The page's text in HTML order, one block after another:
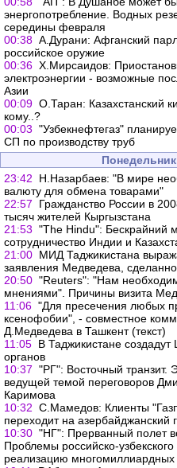
энергопотребление. Водных
середины февраля
00:38 А.Дурани: Афганский
российское оружие
00:36 Х.Мирсаидов:
электроэнергии - возможные
Азии
00:09 О.Таран: Казахстанский
кому..?
00:03 "Узбекнефтегаз"
СП по производству труб
23:42
Н.Назарбаев: "В мире
валюту для обмена товарами"
22:57
Гражданство России в
тысяч жителей Кыргызстана
21:53 "The Hindu": Бескрайний
сотрудничество Индии и
21:00 МИД Таджикистана
заявления Медведева,
20:50 "Reuters": "Нам
мнениями". Причины визита
11:06 "Для пресечения любых
ксенофобии", - совместное
Д.Медведева в Ташкент (текст)
11:05 В Таджикистане
органов
10:37 "РГ": Восточный транзит.
ведущей темой переговоров
Каримова
10:32 С.Мамедов: Клиенты
переходит на азербайджанский
10:30 "НГ": Прерванный полет
Проблемы российско-
реализацию многомиллиардных